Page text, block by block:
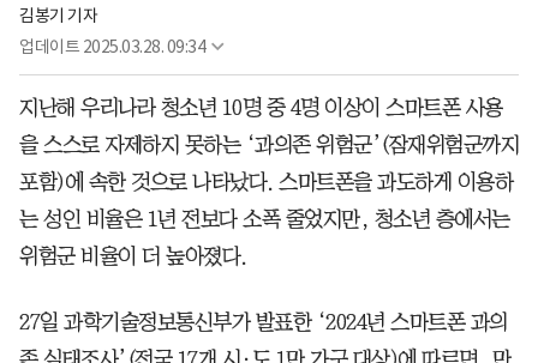
김봉기 기자
업데이트 2025.03.28. 09:34
지난해 우리나라 청소년 10명 중 4명 이상이 스마트폰 사용
을 스스로 자제하지 못하는 ‘과의존 위험군’(잠재위험군까지
포함)에 속한 것으로 나타났다. 스마트폰을 과도하게 이용하
는 성인 비율은 1년 전보다 소폭 줄었지만, 청소년 층에서는
위험군 비율이 더 높아졌다.
27일 과학기술정보통신부가 발표한 ‘2024년 스마트폰 과의